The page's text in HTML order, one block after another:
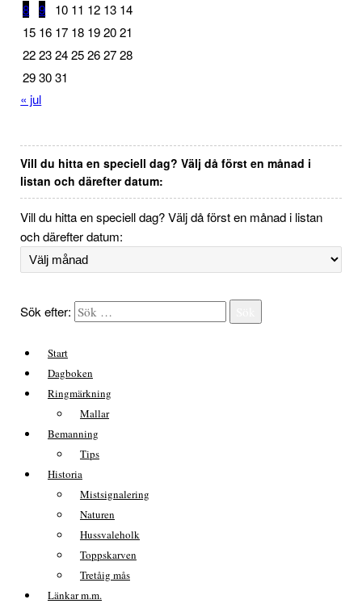
8 9 10 11 12 13 14
15 16 17 18 19 20 21
22 23 24 25 26 27 28
29 30 31
« jul
Vill du hitta en speciell dag? Välj då först en månad i
listan och därefter datum:
Vill du hitta en speciell dag? Välj då först en månad i listan
och därefter datum:
Sök efter:
Start
Dagboken
Ringmärkning
Mallar
Bemanning
Tips
Historia
Mistsignalering
Naturen
Hussvaleholk
Toppskarven
Tretåig mås
Länkar m.m.